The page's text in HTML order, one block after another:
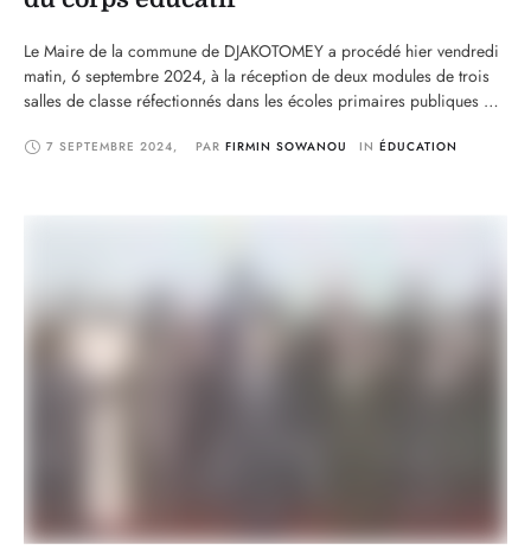
Le Maire de la commune de DJAKOTOMEY a procédé hier vendredi
matin, 6 septembre 2024, à la réception de deux modules de trois
salles de classe réfectionnés dans les écoles primaires publiques de
Djakotomey 1.Histoire de mettre les écoliers et le corps éducatif
7 SEPTEMBRE 2024, PAR FIRMIN SOWANOU IN ÉDUCATION